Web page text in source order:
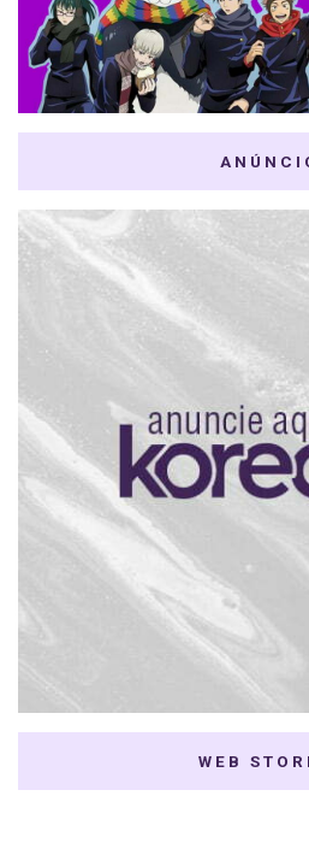
WEB
7 K-dramas Enemies
to Lovers